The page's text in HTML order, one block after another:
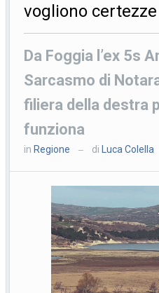
vogliono certezze
Da Foggia l’ex 5s
Sarcasmo di
filiera della destra
funziona
in Regione — di Luca Colella